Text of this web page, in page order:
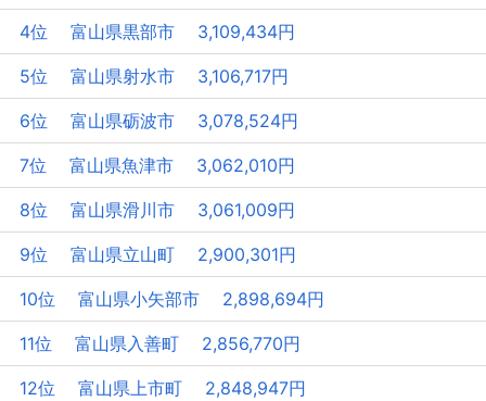
4位 富山県黒部市 3,109,434円
5位 富山県射水市 3,106,717円
6位 富山県砺波市 3,078,524円
7位 富山県魚津市 3,062,010円
8位 富山県滑川市 3,061,009円
9位 富山県立山町 2,900,301円
10位 富山県小矢部市 2,898,694円
11位 富山県入善町 2,856,770円
12位 富山県上市町 2,848,947円